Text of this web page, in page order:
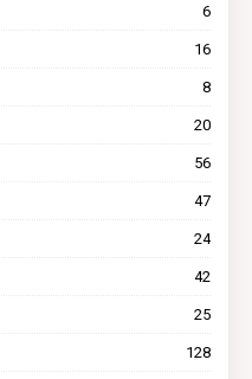
6
16
8
20
56
47
24
42
25
128